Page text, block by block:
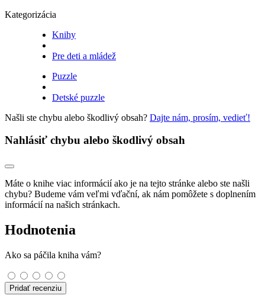
Kategorizácia
Knihy
Pre deti a mládež
Puzzle
Detské puzzle
Našli ste chybu alebo škodlivý obsah? Dajte nám, prosím, vedieť!
Nahlásiť chybu alebo škodlivý obsah
Máte o knihe viac informácií ako je na tejto stránke alebo ste našli
chybu? Budeme vám veľmi vďační, ak nám pomôžete s doplnením
informácií na našich stránkach.
Hodnotenia
Ako sa páčila kniha vám?
Pridať recenziu